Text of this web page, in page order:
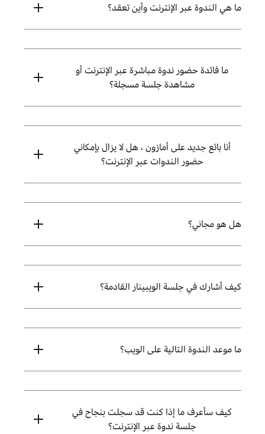
ما هي الندوة عبر الإنترنت وأين تعقد؟
ما فائدة حضور ندوة مباشرة عبر الإنترنت أو
مشاهدة جلسة مسجلة؟
أنا بائع جديد على أمازون ، هل لا يزال بإمكاني
حضور الندوات عبر الإنترنت؟
هل هو مجاني؟
كيف أشارك في جلسة الويبينار القادمة؟
ما موعد الندوة التالية على الويب؟
كيف سأعرف ما إذا كنت قد سجلت بنجاح في
جلسة ندوة عبر الإنترنت؟